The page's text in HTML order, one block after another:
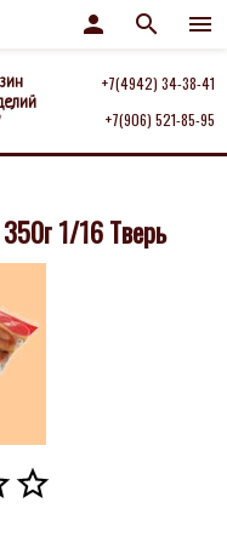
menu
search
person
+7(4942) 34-38-41
+7(906) 521-85-95
1/16 Тверь